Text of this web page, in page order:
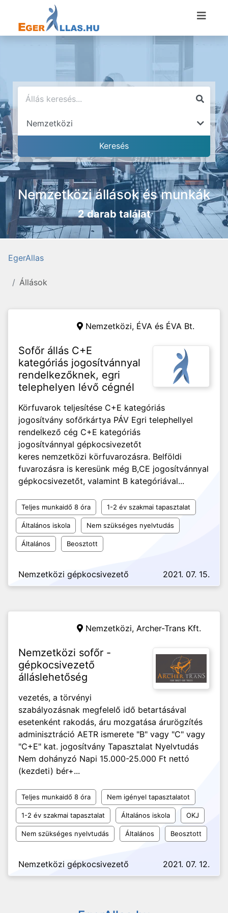
Nemzetközi állások és munkák
2 darab találat
EgerAllas
Állások
Nemzetközi, ÉVA és ÉVA Bt.
Sofőr állás C+E
kategóriás jogosítvánnyal
rendelkezőknek, egri
telephelyen lévő cégnél
Körfuvarok teljesítése C+E kategóriás
jogosítvány sofőrkártya PÁV Egri telephellyel
rendelkező cég C+E kategóriás
jogosítvánnyal gépkocsivezetőt
keres nemzetközi körfuvarozásra. Belföldi
fuvarozásra is keresünk még B,CE jogosítvánnyal
gépkocsivezetőt, valamint B kategóriával...
Teljes munkaidő 8 óra 1-2 év szakmai tapasztalat
Általános iskola Nem szükséges nyelvtudás
Általános Beosztott
Nemzetközi gépkocsivezető 2021. 07. 15.
Nemzetközi, Archer-Trans Kft.
Nemzetközi sofőr -
gépkocsivezető
álláslehetőség
vezetés, a törvényi
szabályozásnak megfelelő idő betartásával
esetenként rakodás, áru mozgatása árurögzítés
adminisztráció AETR ismerete "B" vagy "C" vagy
"C+E" kat. jogosítvány Tapasztalat Nyelvtudás
Nem dohányzó Napi 15.000-25.000 Ft nettó
(kezdeti) bér+...
Teljes munkaidő 8 óra Nem igényel tapasztalatot
1-2 év szakmai tapasztalat Általános iskola OKJ
Nem szükséges nyelvtudás Általános Beosztott
Nemzetközi gépkocsivezető 2021. 07. 12.